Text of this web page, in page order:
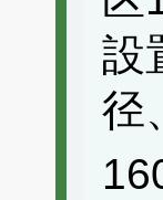
設
径